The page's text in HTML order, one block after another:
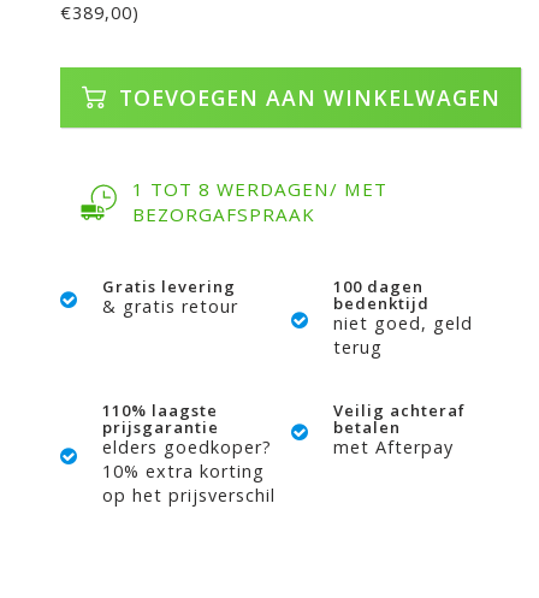
€389,00)
TOEVOEGEN AAN WINKELWAGEN
1 TOT 8 WERDAGEN/ MET
BEZORGAFSPRAAK
Gratis levering
& gratis retour
100 dagen
bedenktijd
niet goed, geld
terug
110% laagste
prijsgarantie
elders goedkoper?
10% extra korting
op het prijsverschil
Veilig achteraf
betalen
met Afterpay